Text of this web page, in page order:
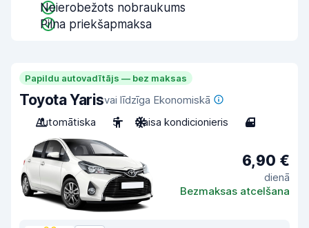
Neierobežots nobraukums
Pilna priekšapmaksa
Papildu autovadītājs — bez maksas
Toyota Yarisvai līdzīga Ekonomiskā
Automātiska
5 Gaisa kondicionieris 4
6,90 €
dienā
Bezmaksas atcelšana